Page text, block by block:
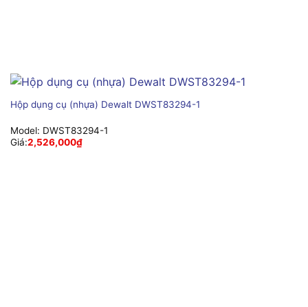
Hộp dụng cụ (nhựa) Dewalt DWST83294-1
Model: DWST83294-1
Giá:2,526,000₫